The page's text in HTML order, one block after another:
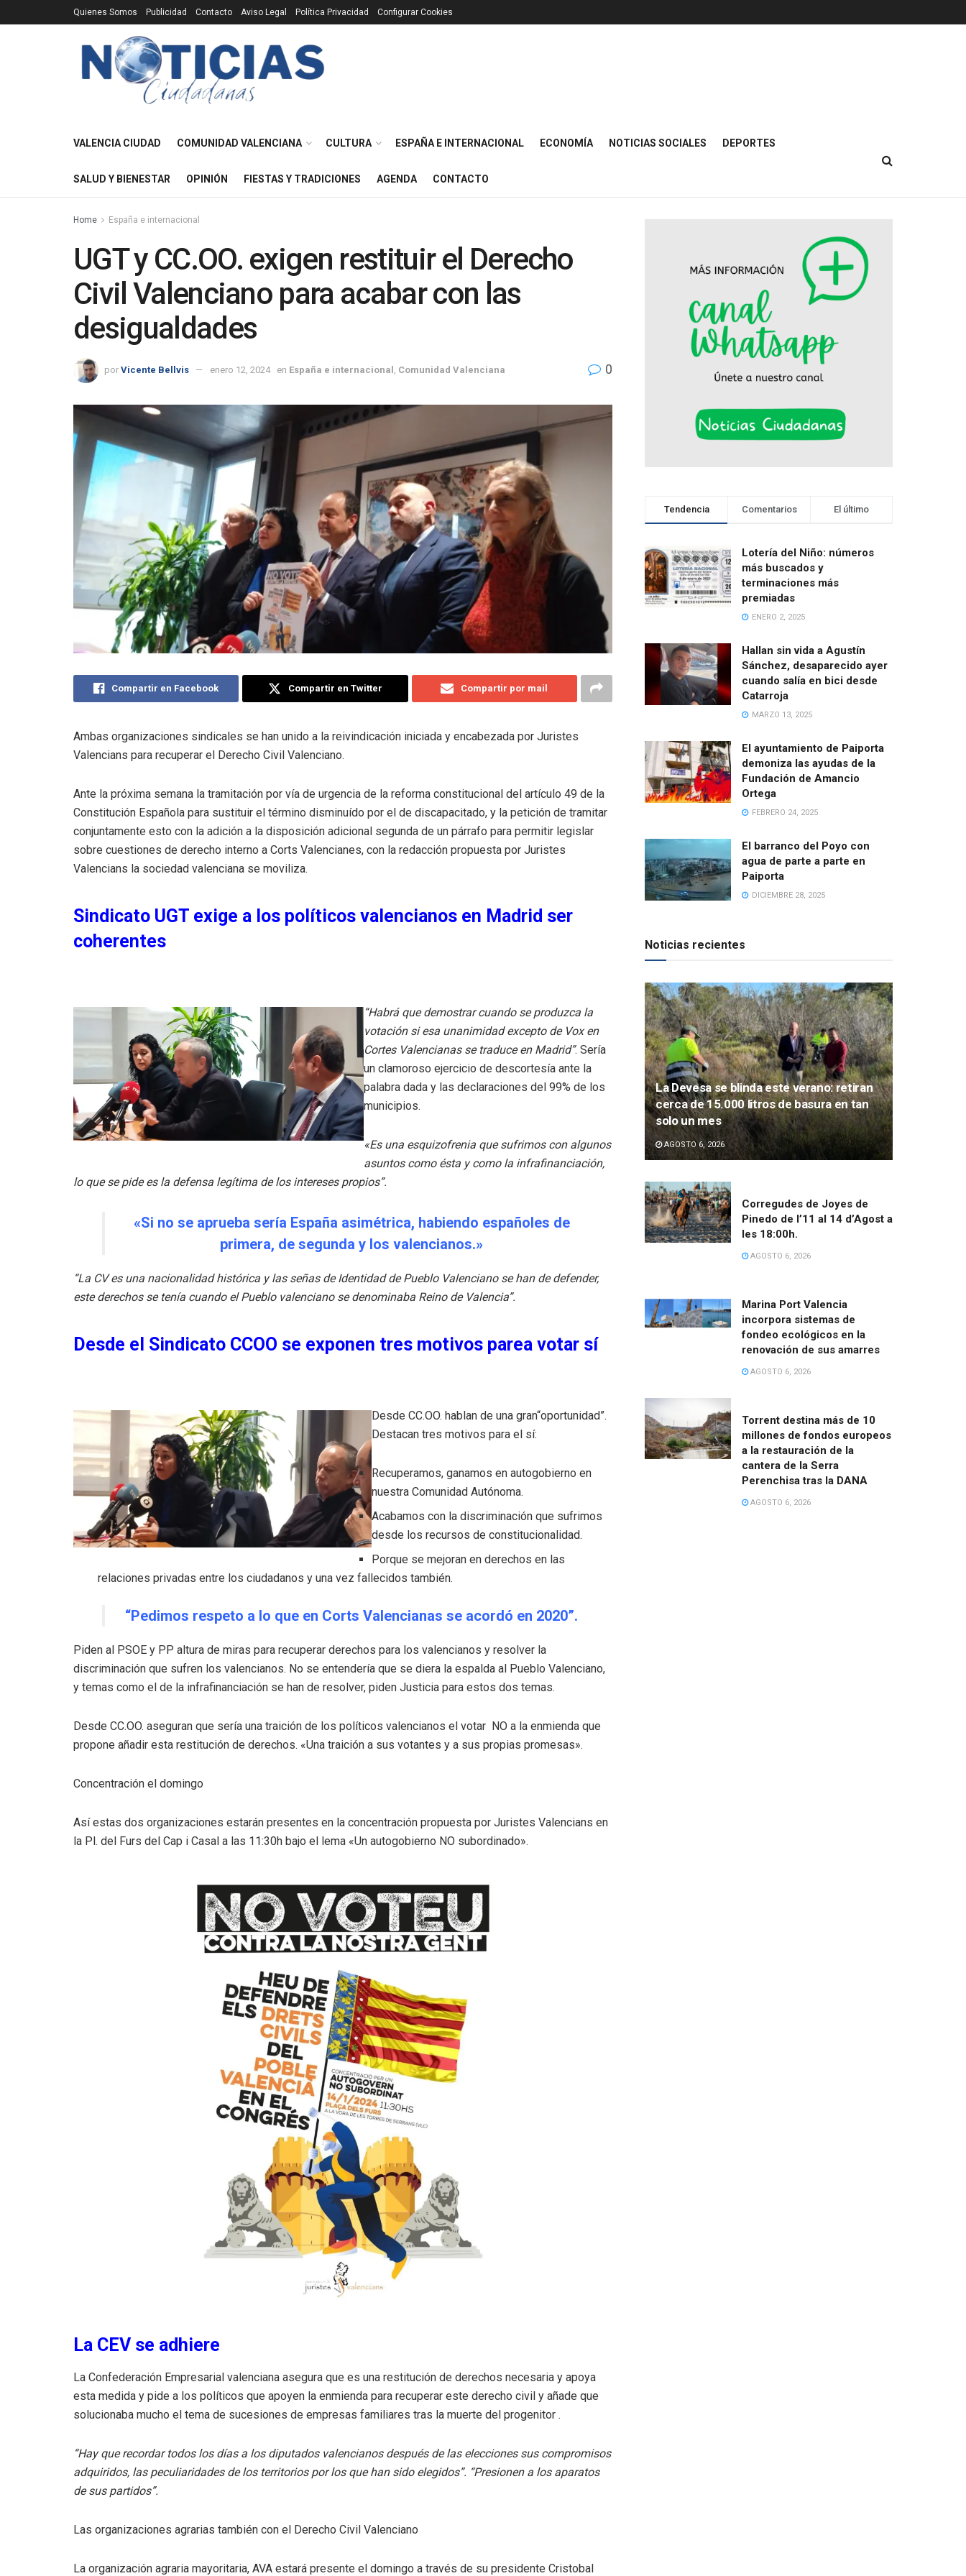
Quienes Somos Publicidad Contacto Aviso Legal Política Privacidad Configurar Cookies
VALENCIA CIUDAD COMUNIDAD VALENCIANA CULTURA ESPAÑA E INTERNACIONAL ECONOMÍA NOTICIAS SOCIALES DEPORTES
SALUD Y BIENESTAR OPINIÓN FIESTAS Y TRADICIONES AGENDA CONTACTO
Home España e internacional
UGT y CC.OO. exigen restituir el Derecho
Civil Valenciano para acabar con las
desigualdades
por Vicente Bellvis enero 12, 2024 en España e internacional Comunidad Valenciana 0
Compartir en Facebook Compartir en Twitter Compartir por mail
Ambas organizaciones sindicales se han unido a la reivindicación iniciada y encabezada por Juristes
Valencians para recuperar el Derecho Civil Valenciano.
Ante la próxima semana la tramitación por vía de urgencia de la reforma constitucional del artículo 49 de la
Constitución Española para sustituir el término disminuído por el de discapacitado, y la petición de tramitar
conjuntamente esto con la adición a la disposición adicional segunda de un párrafo para permitir legislar
sobre cuestiones de derecho interno a Corts Valencianes, con la redacción propuesta por Juristes
Valencians la sociedad valenciana se moviliza.
Sindicato UGT exige a los políticos valencianos en Madrid ser
coherentes
“Habrá que demostrar cuando se produzca la
votación si esa unanimidad excepto de Vox en
Cortes Valencianas se traduce en Madrid”. Sería
un clamoroso ejercicio de descortesía ante la
palabra dada y las declaraciones del 99% de los
municipios.
«Es una esquizofrenia que sufrimos con algunos
asuntos como ésta y como la infrafinanciación,
lo que se pide es la defensa legítima de los intereses propios”.
«Si no se aprueba sería España asimétrica, habiendo españoles de
primera, de segunda y los valencianos.»
“La CV es una nacionalidad histórica y las señas de Identidad de Pueblo Valenciano se han de defender,
este derechos se tenía cuando el Pueblo valenciano se denominaba Reino de Valencia”.
Desde el Sindicato CCOO se exponen tres motivos parea votar sí
Desde CC.OO. hablan de una gran“oportunidad”.
Destacan tres motivos para el sí:
Recuperamos, ganamos en autogobierno en
nuestra Comunidad Autónoma.
Acabamos con la discriminación que sufrimos
desde los recursos de constitucionalidad.
Porque se mejoran en derechos en las
relaciones privadas entre los ciudadanos y una vez fallecidos también.
“Pedimos respeto a lo que en Corts Valencianas se acordó en 2020”.
Piden al PSOE y PP altura de miras para recuperar derechos para los valencianos y resolver la
discriminación que sufren los valencianos. No se entendería que se diera la espalda al Pueblo Valenciano,
y temas como el de la infrafinanciación se han de resolver, piden Justicia para estos dos temas.
Desde CC.OO. aseguran que sería una traición de los políticos valencianos el votar NO a la enmienda que
propone añadir esta restitución de derechos. «Una traición a sus votantes y a sus propias promesas».
Concentración el domingo
Así estas dos organizaciones estarán presentes en la concentración propuesta por Juristes Valencians en
la Pl. del Furs del Cap i Casal a las 11:30h bajo el lema «Un autogobierno NO subordinado».
La CEV se adhiere
La Confederación Empresarial valenciana asegura que es una restitución de derechos necesaria y apoya
esta medida y pide a los políticos que apoyen la enmienda para recuperar este derecho civil y añade que
solucionaba mucho el tema de sucesiones de empresas familiares tras la muerte del progenitor .
“Hay que recordar todos los días a los diputados valencianos después de las elecciones sus compromisos
adquiridos, las peculiaridades de los territorios por los que han sido elegidos”. “Presionen a los aparatos
de sus partidos”.
Las organizaciones agrarias también con el Derecho Civil Valenciano
La organización agraria mayoritaria, AVA estará presente el domingo a través de su presidente Cristobal
Tendencia Comentarios El último
Lotería del Niño: números
más buscados y
terminaciones más
premiadas
ENERO 2, 2025
Hallan sin vida a Agustín
Sánchez, desaparecido ayer
cuando salía en bici desde
Catarroja
MARZO 13, 2025
El ayuntamiento de Paiporta
demoniza las ayudas de la
Fundación de Amancio
Ortega
FEBRERO 24, 2025
El barranco del Poyo con
agua de parte a parte en
Paiporta
DICIEMBRE 28, 2025
Noticias recientes
La Devesa se blinda este verano: retiran
cerca de 15.000 litros de basura en tan
solo un mes
AGOSTO 6, 2026
Corregudes de Joyes de
Pinedo de l’11 al 14 d’Agost a
les 18:00h.
AGOSTO 6, 2026
Marina Port Valencia
incorpora sistemas de
fondeo ecológicos en la
renovación de sus amarres
AGOSTO 6, 2026
Torrent destina más de 10
millones de fondos europeos
a la restauración de la
cantera de la Serra
Perenchisa tras la DANA
AGOSTO 6, 2026